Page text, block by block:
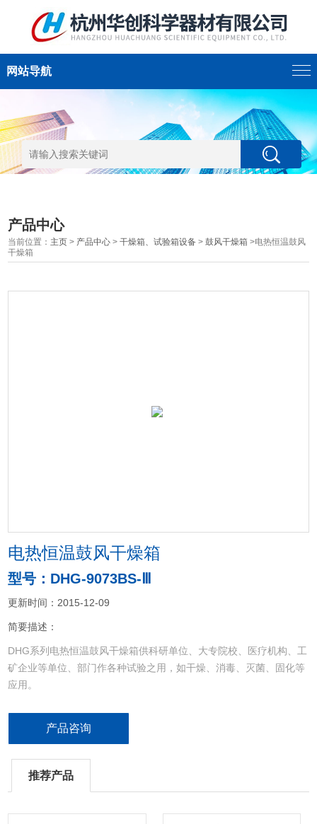
网站导航
产品中心
当前位置： 主页 > 产品中心 >干燥箱、试验箱设备 >鼓风干燥箱 >电热恒温鼓风
干燥箱
电热恒温鼓风干燥箱
型号：DHG-9073BS-Ⅲ
更新时间：2015-12-09
简要描述：
DHG系列电热恒温鼓风干燥箱供科研单位、大专院校、医疗机构、工
矿企业等单位、部门作各种试验之用，如干燥、消毒、灭菌、固化等
应用。
产品咨询
推荐产品